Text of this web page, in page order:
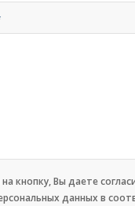
кнопку, Вы даете
данных в